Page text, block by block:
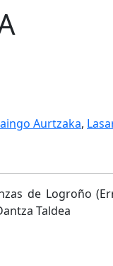
Aurtzaka,
de Logroño
Taldea